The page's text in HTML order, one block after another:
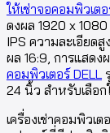
ให้เช่าจอคอมพิวเตอ
ดงผล 1920 x
IPS ความละเอียด
ผล 16:9, การแสดง
คอมพิวเตอร์ DELL
24 นิ้ว สำหรับเลือก
เครื่องเช่าคอมพิวเต